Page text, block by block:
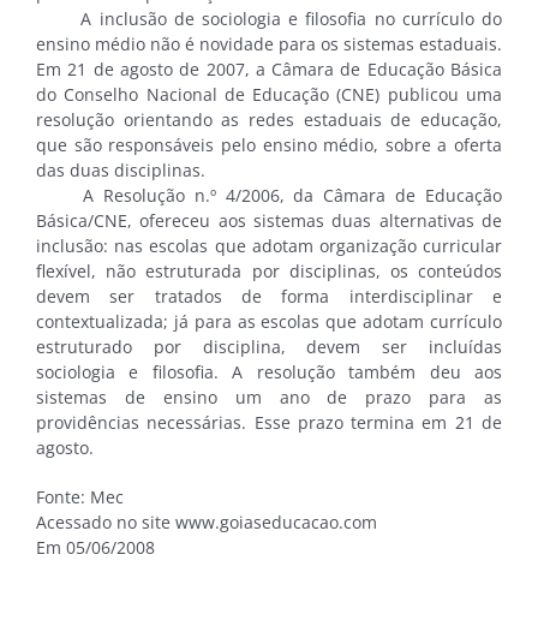
A inclusão de sociologia e filosofia no currículo do
ensino médio não é novidade para os sistemas estaduais.
Em 21 de agosto de 2007, a Câmara de Educação Básica
do Conselho Nacional de Educação (CNE) publicou uma
resolução orientando as redes estaduais de educação,
que são responsáveis pelo ensino médio, sobre a oferta
das duas disciplinas.
A Resolução n.º 4/2006, da Câmara de Educação
Básica/CNE, ofereceu aos sistemas duas alternativas de
inclusão: nas escolas que adotam organização curricular
flexível, não estruturada por disciplinas, os conteúdos
devem ser tratados de forma interdisciplinar e
contextualizada; já para as escolas que adotam currículo
estruturado por disciplina, devem ser incluídas
sociologia e filosofia. A resolução também deu aos
sistemas de ensino um ano de prazo para as
providências necessárias. Esse prazo termina em 21 de
agosto.
Fonte: Mec
Acessado no site www.goiaseducacao.com
Em 05/06/2008